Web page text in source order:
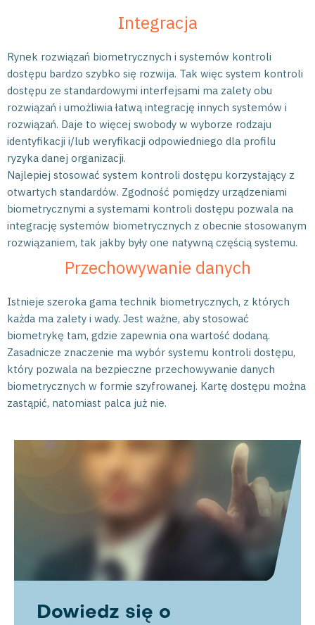
Integracja
Rynek rozwiązań biometrycznych i systemów kontroli
dostępu bardzo szybko się rozwija. Tak więc system kontroli
dostępu ze standardowymi interfejsami ma zalety obu
rozwiązań i umożliwia łatwą integrację innych systemów i
rozwiązań. Daje to więcej swobody w wyborze rodzaju
identyfikacji i/lub weryfikacji odpowiedniego dla profilu
ryzyka danej organizacji.
Najlepiej stosować system kontroli dostępu korzystający z
otwartych standardów. Zgodność pomiędzy urządzeniami
biometrycznymi a systemami kontroli dostępu pozwala na
integrację systemów biometrycznych z obecnie stosowanym
rozwiązaniem, tak jakby były one natywną częścią systemu.
Przechowywanie danych
Istnieje szeroka gama technik biometrycznych, z których
każda ma zalety i wady. Jest ważne, aby stosować
biometrykę tam, gdzie zapewnia ona wartość dodaną.
Zasadnicze znaczenie ma wybór systemu kontroli dostępu,
który pozwala na bezpieczne przechowywanie danych
biometrycznych w formie szyfrowanej. Kartę dostępu można
zastąpić, natomiast palca już nie.
Dowiedz się o